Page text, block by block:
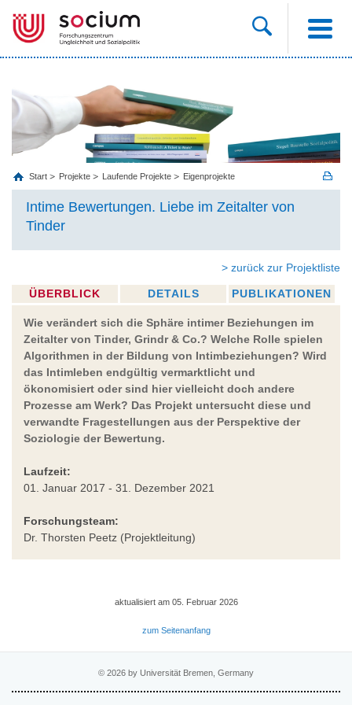
Start Projekte Laufende Projekte Eigenprojekte
Intime Bewertungen. Liebe im Zeitalter von
Tinder
> zurück zur Projektliste
ÜBERBLICK DETAILS PUBLIKATIONEN
Wie verändert sich die Sphäre intimer Beziehungen im
Zeitalter von Tinder, Grindr & Co.? Welche Rolle spielen
Algorithmen in der Bildung von Intimbeziehungen? Wird
das Intimleben endgültig vermarktlicht und
ökonomisiert oder sind hier vielleicht doch andere
Prozesse am Werk? Das Projekt untersucht diese und
verwandte Fragestellungen aus der Perspektive der
Soziologie der Bewertung.
Laufzeit:
01. Januar 2017 - 31. Dezember 2021
Forschungsteam:
Dr. Thorsten Peetz (Projektleitung)
aktualisiert am 05. Februar 2026
zum Seitenanfang
© 2026 by Universität Bremen, Germany